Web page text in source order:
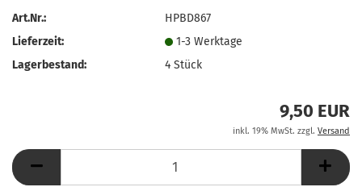
Art.Nr.:
HPBD867
Lieferzeit:
1-3 Werktage
Lagerbestand:
4Stück
9,50 EUR
inkl. 19% MwSt. zzgl. Versand